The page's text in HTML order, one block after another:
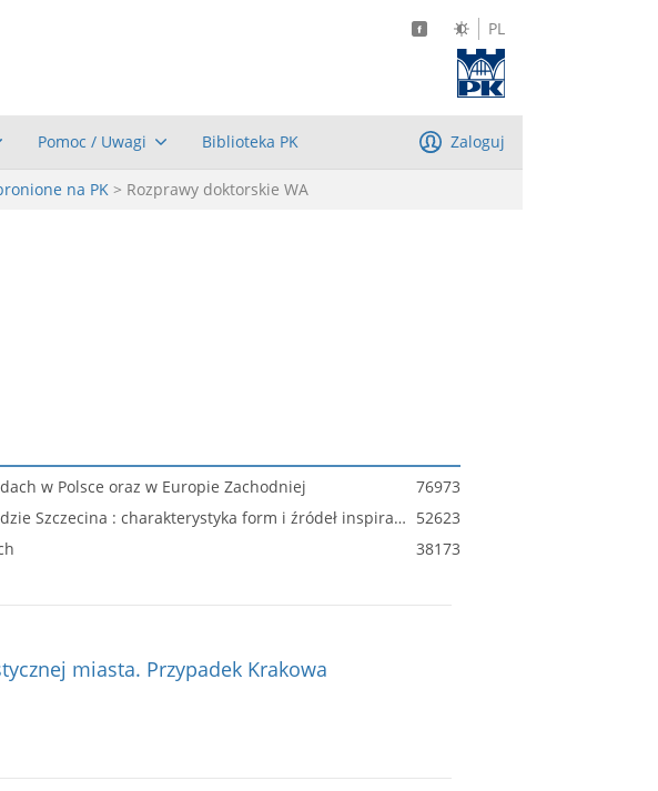
PL
Pomoc / Uwagi Biblioteka PK Zaloguj
na PK > Rozprawy doktorskie WA
w Polsce oraz w Europie Zachodniej
76973
Miejska kamienica czynszowa z drugiej połowy XIX i przełomu XIX/XX wieku na przykładzie Szczecina : charakterystyka form i źródeł inspiracji z analizą możliwości adaptacyjnych : kompozycja układu urbanistycznego Szczecina [...] 52623
38173
miasta. Przypadek Krakowa